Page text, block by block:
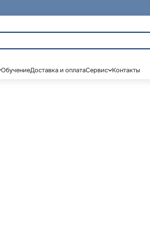
ОбучениеДоставка и оплатаСервис Контакты